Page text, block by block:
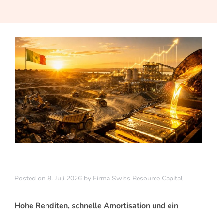
Posted on 8. Juli 2026 by Firma Swiss Resource Capital
Hohe Renditen, schnelle Amortisation und ein